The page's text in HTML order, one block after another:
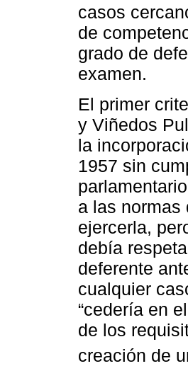
casos
de
grado de
examen.
El primer
y Viñedos
la
1957 sin
a las normas
ejercerla,
debía
deferente
cualquier
“cedería en
de los
creación de